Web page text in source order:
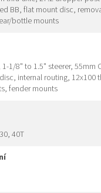
BB, flat mount disc,
bottle mounts
1/8" to 1.5" steerer, 55mm
internal routing, 12x100
fender mounts
40T